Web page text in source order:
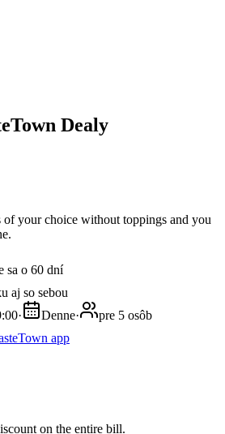
Dealy
of your choice without toppings and you
sa o 60 dní
aj so sebou
· Denne·
pre 5 osôb
app
on the entire bill.